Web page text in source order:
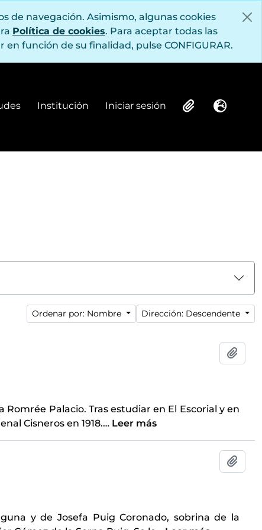
de navegación. Asimismo, algunas cookies
Política de cookies. Para aceptar todas las
en función de su finalidad, pulse CONFIGURAR.
Institución
Institución
Iniciar sesión
Iniciar sesión ClipboardIdioma
Ordenar por: Nombre Dirección: Descendente
Palacio. Tras estudiar en El Escorial y en
Cisneros en 1918.… Leer más
y de Josefa Puig Coronado, sobrina de la